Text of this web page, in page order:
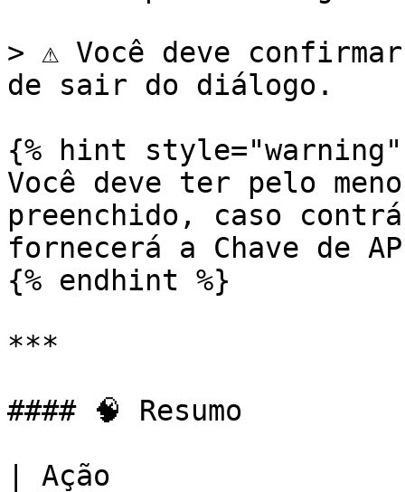
> ⚠️ Você deve
de sair do diálogo.
{% hint style="warning"
Você deve ter pelo
preenchido, caso
fornecerá a Chave de
{% endhint %}
***
#### 🧠 Resumo
| Ação                 |